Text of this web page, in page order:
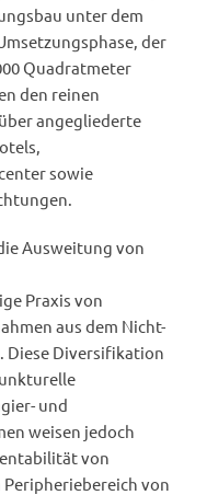
unter dem
der
Quadratmeter
den reinen
angegliederte
sowie
Ausweitung von
Praxis von
aus dem Nicht-
Diese Diversifikation
und
weisen jedoch
von
von